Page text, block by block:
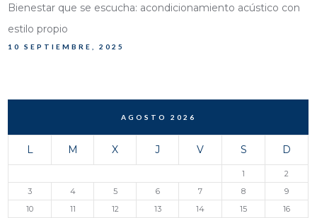
Bienestar que se escucha: acondicionamiento acústico con
estilo propio
10 SEPTIEMBRE, 2025
AGOSTO 2026
L M X J V S D
1
2
3
4 5 6 7 8
9
10
11 12 13 14 15
16